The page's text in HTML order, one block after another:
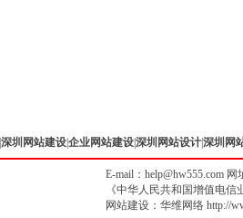
深圳网站建设企业网站建设深圳网站设计深圳网
E-mail：help@hw555.com 网
《中华人民共和国增值电信
网站建设 ： 华维网络 http://